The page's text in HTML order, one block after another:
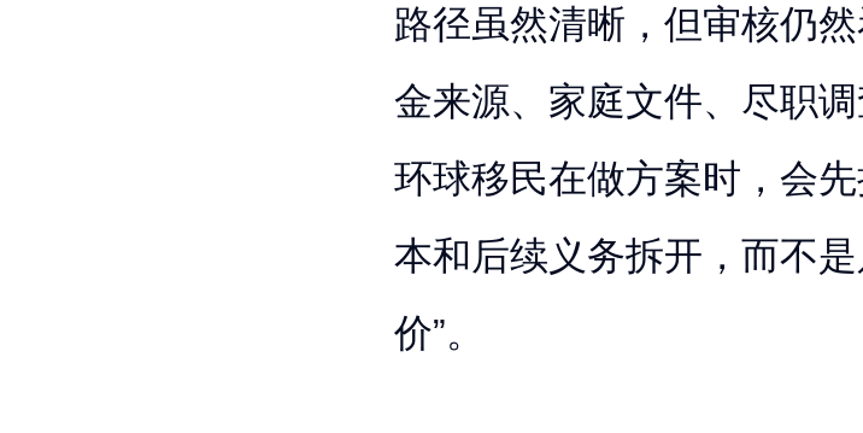
路径虽然清晰，但审核仍
金来源、家庭文件、尽职
环球移民在做方案时，会
本和后续义务拆开，而不
价”。